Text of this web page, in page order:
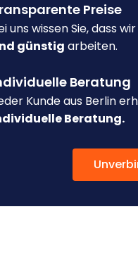
Preise
uns wissen Sie, dass wir
günstig arbeiten.
Beratung
Kunde aus Berlin
Beratung.